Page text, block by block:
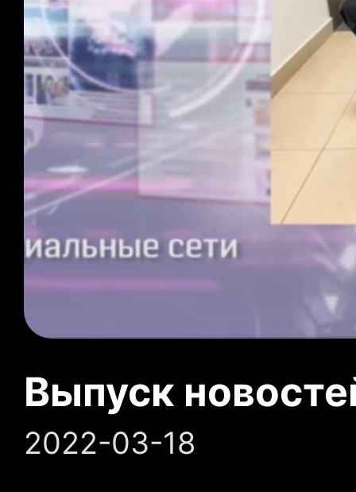
Выпуск
2022-03-18